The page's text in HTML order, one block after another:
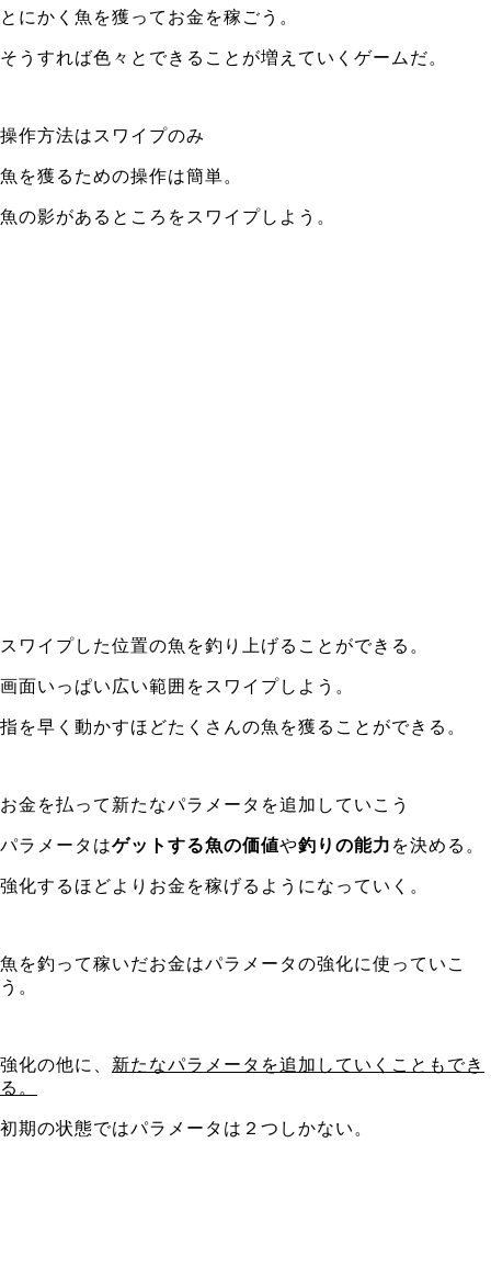
とにかく魚を獲ってお金を稼ごう。
そうすれば色々とできることが増えていくゲームだ。
操作方法はスワイプのみ
魚を獲るための操作は簡単。
魚の影があるところをスワイプしよう。
スワイプした位置の魚を釣り上げることができる。
画面いっぱい広い範囲をスワイプしよう。
指を早く動かすほどたくさんの魚を獲ることができる。
お金を払って新たなパラメータを追加していこう
パラメータはゲットする魚の価値や釣りの能力 を決める。
強化するほどよりお金を稼げるようになっていく。
魚を釣って稼いだお金はパラメータの強化に使っていこ
う。
強化の他に、 新たなパラメータを追加していくこともでき
る。
初期の状態ではパラメータは２つしかない。